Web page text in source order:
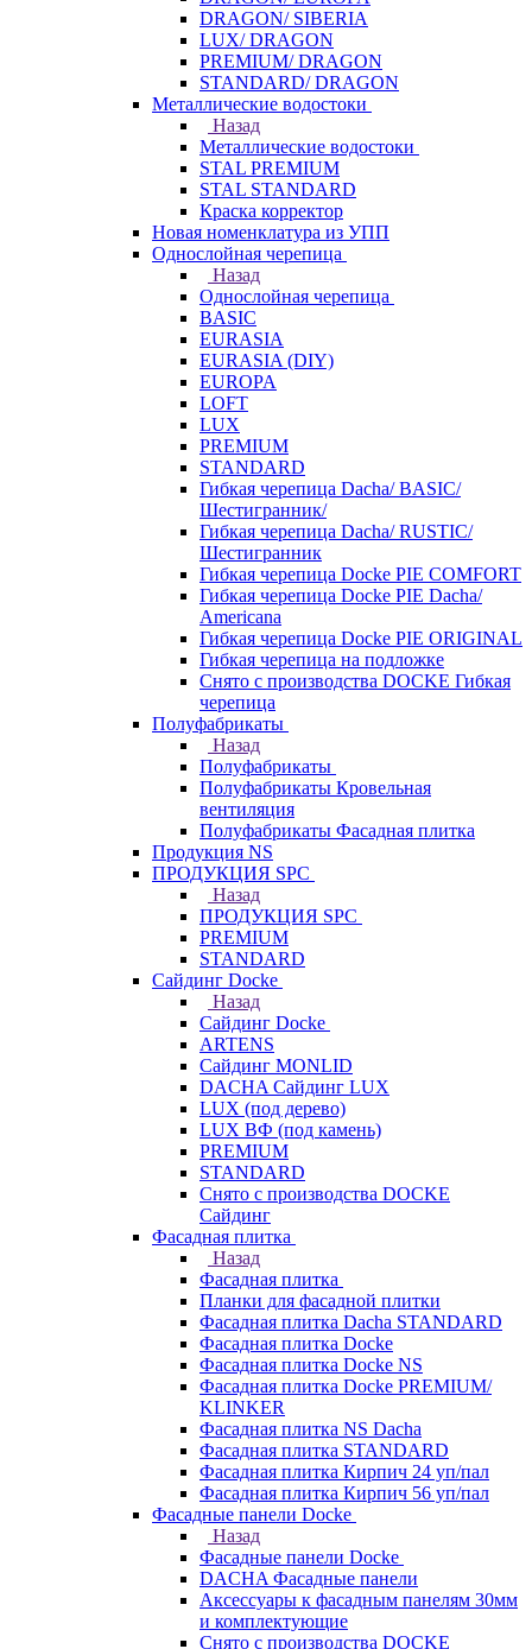
DRAGON/ SIBERIA
LUX/ DRAGON
PREMIUM/ DRAGON
STANDARD/ DRAGON
Металлические водостоки
Назад
Металлические водостоки
STAL PREMIUM
STAL STANDARD
Краска корректор
Новая номенклатура из УПП
Однослойная черепица
Назад
Однослойная черепица
BASIC
EURASIA
EURASIA (DIY)
EUROPA
LOFT
LUX
PREMIUM
STANDARD
Гибкая черепица Dacha/ BASIC/
Шестигранник/
Гибкая черепица Dacha/ RUSTIC/
Шестигранник
Гибкая черепица Docke PIE COMFORT
Гибкая черепица Docke PIE Dacha/
Americana
Гибкая черепица Docke PIE ОRIGINАL
Гибкая черепица на подложке
Снято с производства DOCKE Гибкая
черепица
Полуфабрикаты
Назад
Полуфабрикаты
Полуфабрикаты Кровельная
вентиляция
Полуфабрикаты Фасадная плитка
Продукция NS
ПРОДУКЦИЯ SPC
Назад
ПРОДУКЦИЯ SPC
PREMIUM
STANDARD
Сайдинг Docke
Назад
Сайдинг Docke
ARTENS
Cайдинг MONLID
DACHA Сайдинг LUX
LUX (под дерево)
LUX ВФ (под камень)
PREMIUM
STANDARD
Снято с производства DOCKE
Сайдинг
Фасадная плитка
Назад
Фасадная плитка
Планки для фасадной плитки
Фасадная плитка Dacha STANDARD
Фасадная плитка Docke
Фасадная плитка Docke NS
Фасадная плитка Docke PREMIUM/
KLINKER
Фасадная плитка NS Dacha
Фасадная плитка STANDARD
Фасадная плитка Кирпич 24 уп/пал
Фасадная плитка Кирпич 56 уп/пал
Фасадные панели Docke
Назад
Фасадные панели Docke
DACHA Фасадные панели
Аксессуары к фасадным панелям 30мм
и комплектующие
Снято с производства DOCKE